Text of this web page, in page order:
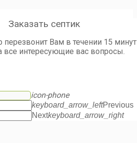
Заказать септик
Вам в течении 15
все интересующие вас вопросы.
icon-phone
keyboard_arrow_leftPrevious
Nextkeyboard_arrow_right